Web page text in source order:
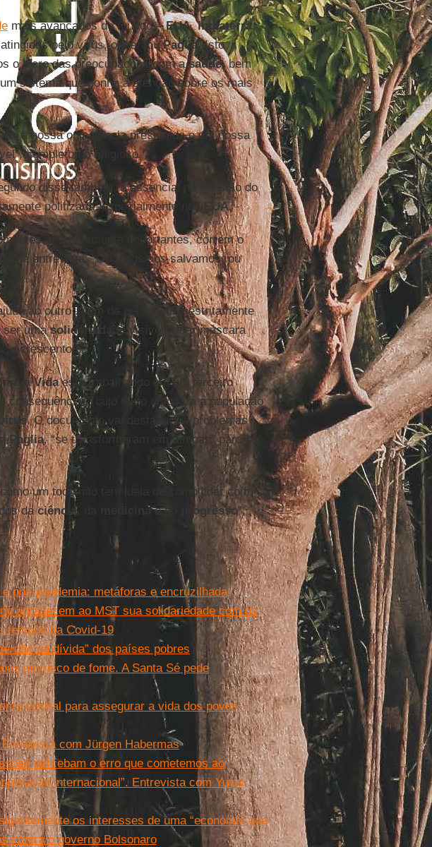
mais avançados do mundo –EUA,Inglaterra,
pelo vírus, observouPaglia. Isto
o lucro das preocupações com asaúde, bem
sistema que ponha a atenção sobre os mais
à nossa onipotência presumida e em nossa
completou o religioso.
disse também, é essencial na questão do
politizada, especialmente nosEUA.
aparentemente importantes, correm o
na entrevista. “Ou todos nos salvamos, ou
ao outro, além da perspectiva estritamente
ser umasolidariedade visível. Usar máscara
acrescentou.
a Vidaestá trabalhando em um terceiro
consequências, cujo texto enfocará a população
vírus. O documento vai destacar os problemas
Paglia, “se transformaram em tumbas” para os
um todo não tem ideia de como lidar com
daciência, da medicinae do progresso”,
pós-pandemia: metáforas e encruzilhada
agradecem ao MST sua solidariedade com os
tempos da Covid-19
da dívida” dos países pobres
em risco de fome. A Santa Sé pede
central para assegurar a vida dos povos
com Jürgen Habermas
percebam o erro que cometemos ao
internacional”. Entrevista com Yuval
os interesses de uma “economia que
contra o governo Bolsonaro